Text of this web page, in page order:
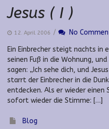
Jesus ( I )
12. April 2006 / No
Ein Einbrecher steigt nachts in
seinen Fuß in die Wohnung,
sagen: „Ich sehe dich, und
starrt der Einbrecher in die
entdecken. Als er wieder
sofort wieder die Stimme: […]
Blog